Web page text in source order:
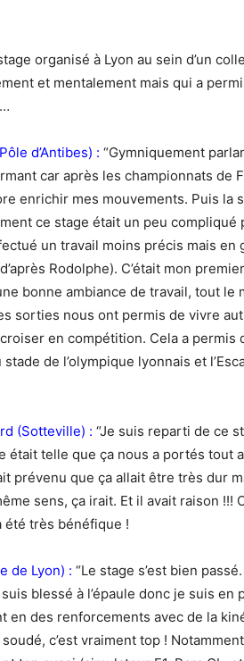
organisé à Lyon au sein d’un
et mentalement mais qui a
d’Antibes) : “Gymniquement
car après les championnats de
enrichir mes mouvements. Puis la
ce stage était un peu compliqué
un travail moins précis mais
Rodolphe). C’était mon
bonne ambiance de travail, tout
sorties nous ont permis de vivre
en compétition. Cela a permis
de l’olympique lyonnais et
(Sotteville) : “Je suis reparti de ce
était telle que ça nous a portés tout
prévenu que ça allait être très dur
sens, ça irait. Et il avait raison !!!
été très bénéfique !
de Lyon) : “Le stage s’est bien
blessé à l’épaule donc je suis
en des renforcements avec de la
c’est vraiment top !